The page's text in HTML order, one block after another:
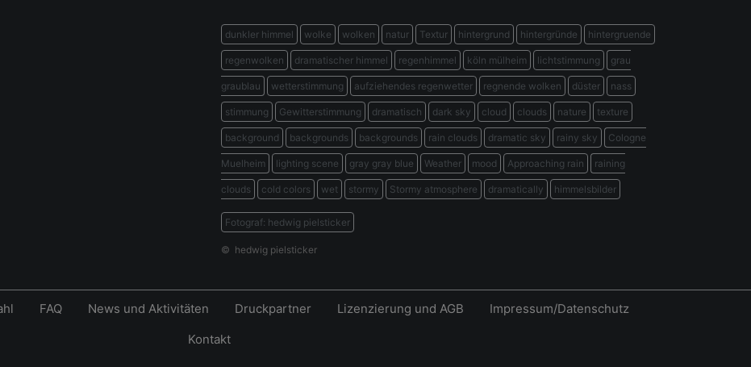
dunkler himmel wolke wolken natur Textur hintergrund hintergründe hintergruende
regenwolken dramatischer himmel regenhimmel köln mülheim lichtstimmung grau
graublau wetterstimmung aufziehendes regenwetter regnende wolken düster nass
stimmung Gewitterstimmung dramatisch dark sky cloud clouds nature texture
background backgrounds backgrounds rain clouds dramatic sky rainy sky Cologne
Muelheim lighting scene gray gray blue Weather mood Approaching rain raining
clouds cold colors wet stormy Stormy atmosphere dramatically himmelsbilder
Fotograf: hedwig pielsticker
© hedwig pielsticker
FAQ News und Aktivitäten Druckpartner Lizenzierung und AGB
Impressum/Datenschutz
Kontakt